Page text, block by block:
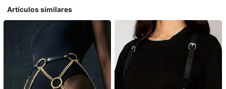
Artículos similares